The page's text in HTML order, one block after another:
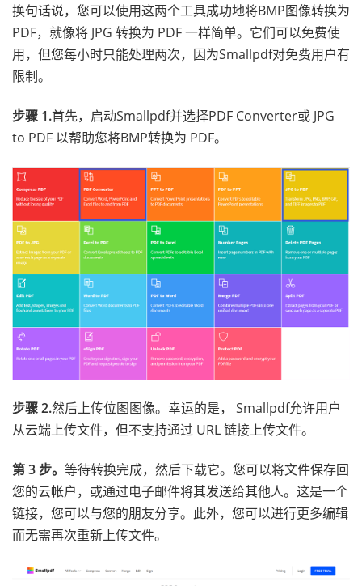
换句话说，您可以使用这两个工具成功地将BMP图像转换为
PDF，就像将 JPG 转换为 PDF 一样简单。它们可以免费使
用，但您每小时只能处理两次，因为Smallpdf对免费用户有
限制。
步骤 1.首先，启动Smallpdf并选择PDF Converter或 JPG
to PDF 以帮助您将BMP转换为 PDF。
步骤 2.然后上传位图图像。幸运的是， Smallpdf允许用户
从云端上传文件，但不支持通过 URL 链接上传文件。
第 3 步。 等待转换完成，然后下载它。您可以将文件保存回
您的云帐户，或通过电子邮件将其发送给其他人。这是一个
链接，您可以与您的朋友分享。此外，您可以进行更多编辑
而无需再次重新上传文件。